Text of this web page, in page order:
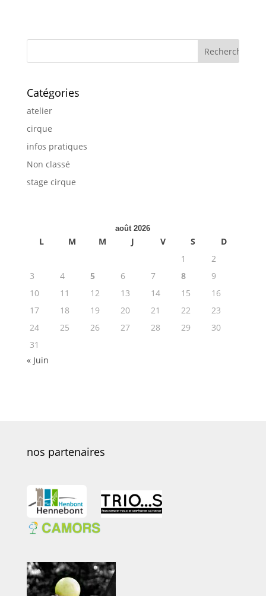
Catégories
atelier
cirque
infos pratiques
Non classé
stage cirque
août 2026
L M M J V S
D
1
2
3
4 5 6 7 8
9
10
11 12 13 14 15
16
17
18 19 20 21 22
23
24
25 26 27 28 29
30
31
« Juin
nos partenaires